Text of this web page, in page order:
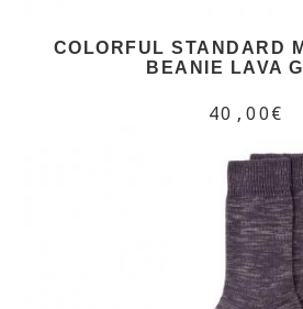
COLORFUL STANDARD
BEANIE LAVA
40,00€